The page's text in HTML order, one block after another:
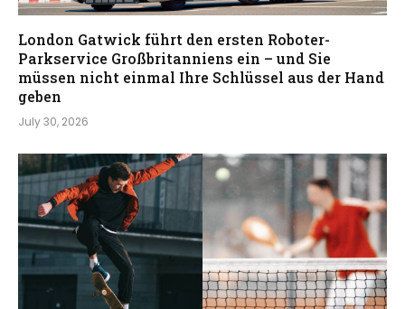
London Gatwick führt den ersten Roboter-
Parkservice Großbritanniens ein – und Sie
müssen nicht einmal Ihre Schlüssel aus der Hand
geben
July 30, 2026